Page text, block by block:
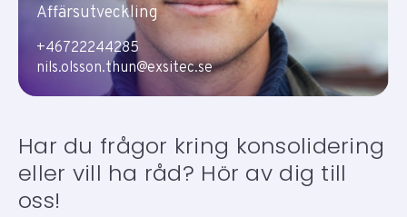
Affärsutveckling
+46722244285
nils.olsson.thun@exsitec.se
Har du frågor kring konsolidering
eller vill ha råd? Hör av dig till
oss!